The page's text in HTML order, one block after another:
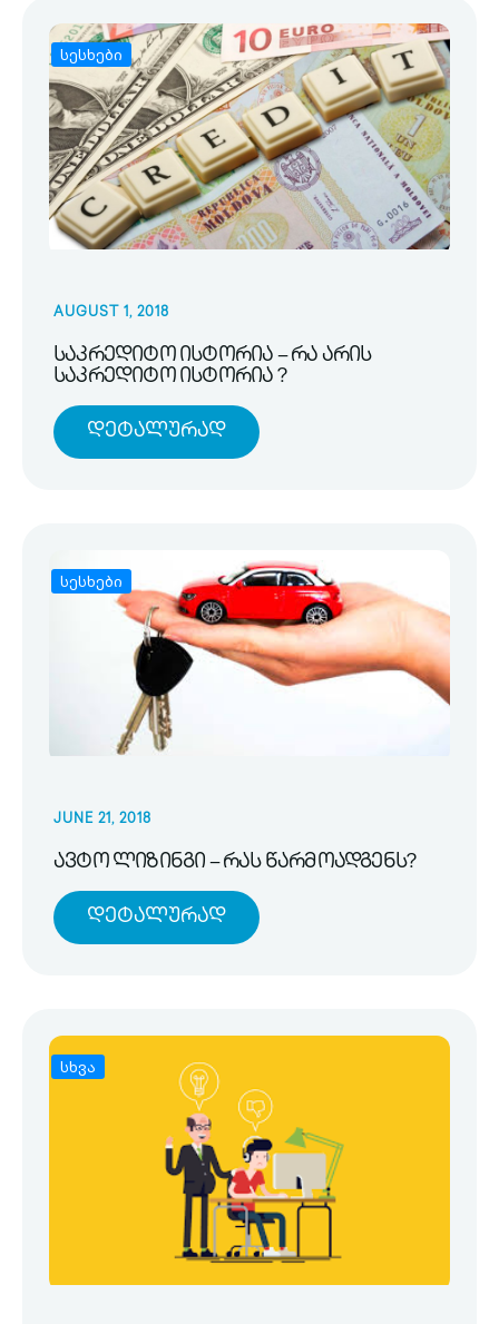
სესხები
AUGUST 1, 2018
საკრედიტო ისტორია – რა არის
საკრედიტო ისტორია ?
Დეტალურად
სესხები
JUNE 21, 2018
ავტო ლიზინგი – რას წარმოადგენს?
Დეტალურად
სხვა